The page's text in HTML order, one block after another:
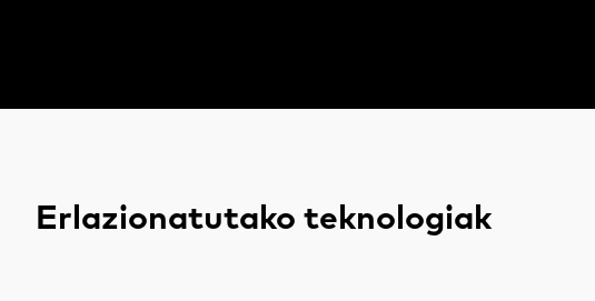
Erlazionatutako teknologiak